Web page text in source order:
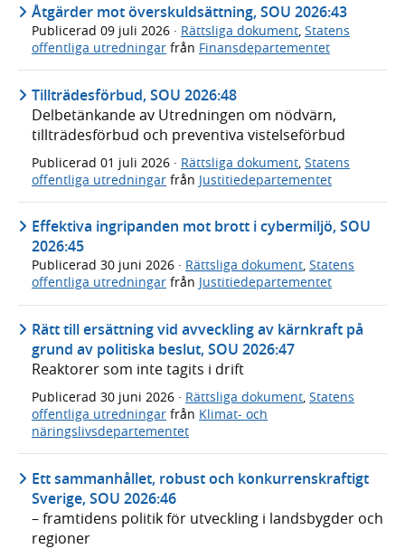
Åtgärder mot överskuldsättning, SOU 2026:43
Publicerad 09 juli 2026 · Rättsliga dokument, Statens
offentliga utredningar från Finansdepartementet
Tillträdesförbud, SOU 2026:48
Delbetänkande av Utredningen om nödvärn,
tillträdesförbud och preventiva vistelseförbud
Publicerad 01 juli 2026 · Rättsliga dokument Statens
offentliga utredningar från Justitiedepartementet
Effektiva ingripanden mot brott i cybermiljö, SOU
2026:45
Publicerad 30 juni 2026 · Rättsliga dokument, Statens
offentliga utredningar från Justitiedepartementet
Rätt till ersättning vid avveckling av kärnkraft på
grund av politiska beslut, SOU 2026:47
Reaktorer som inte tagits i drift
Publicerad 30 juni 2026 · Rättsliga dokument, Statens
offentliga utredningar från Klimat- och
näringslivsdepartementet
Ett sammanhållet, robust och konkurrenskraftigt
Sverige, SOU 2026:46
– framtidens politik för utveckling i landsbygder och
regioner